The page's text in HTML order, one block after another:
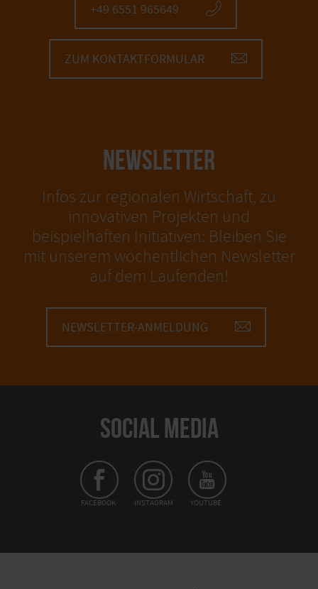
+49 6551 965649
ZUM KONTAKTFORMULAR
NEWSLETTER
Infos zur regionalen Wirtschaft, zu
innovativen Projekten und
beispielhaften Initiativen: Bleiben Sie
mit unserem wöchentlichen Newsletter
auf dem Laufenden!
NEWSLETTER-ANMELDUNG
SOCIAL MEDIA
FACEBOOK INSTAGRAM YOUTUBE